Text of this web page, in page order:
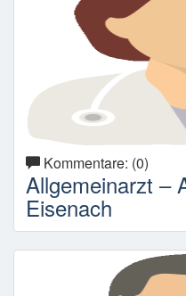
Kommentare: (0)
Allgemeinarzt –
Eisenach